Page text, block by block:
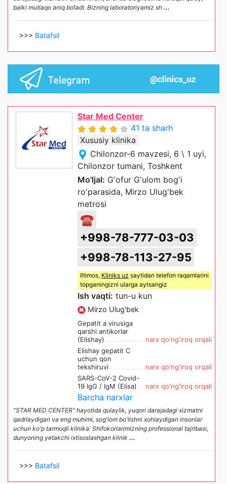
balki mutlaqo aniq bo‘ladi. Bizning laboratoriyamiz sh ...
>>> Batafsil
Star Med Center
41 ta sharh
Xususiy klinika
Chilonzor-6 mavzesi, 6 \ 1 uyi,
Chilonzor tumani, Toshkent
Mo'ljal: G'ofur G'ulom bog'i
ro'parasida, Mirzo Ulug'bek
metrosi
☎
+998-78-777-03-03
+998-78-113-27-95
Iltimos, Kliniks uz saytidan telefon raqamlarini
topganingizni ularga aytsangiz
Ish vaqti: tun-u kun
Mirzo Ulug'bek
Gepatit a virusiga
qarshi antikorlar
(Elishay)
narx qo'ng'iroq orqali
Elishay gepatit C
uchun qon
tekshiruvi
narx qo'ng'iroq orqali
SARS-CoV-2 Covid-
19 IgG / IgM (Elisa)
narx qo'ng'iroq orqali
Barcha narxlar
"STAR MED CENTER" hayotida qulaylik, yuqori darajadagi xizmatni
qadrlaydigan va eng muhimi, sog'lom bo'lishni xohlaydigan insonlar
uchun ko'p tarmoqli klinika. Shifokorlarimizning professional tajribasi,
dunyoning yetakchi ixtisoslashgan klinik ...
>>> Batafsil